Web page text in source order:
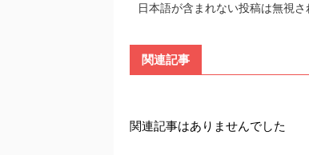
日本語が含まれない投稿は無視
関連記事
関連記事はありませんでした